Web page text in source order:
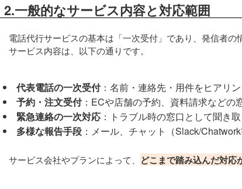
2.一般的なサービス内容と対応範囲
電話代行サービスの基本は「一次受付」であり、発信者
サービス内容は、以下の通りです。
代表電話の一次受付：名前・連絡先・用件をヒアリ
予約・注文受付：ECや店舗の予約、資料請求などの
緊急連絡の一次対応 ：トラブル時の窓口として聞き
多様な報告手段 ：メール、チャット（Slack/
サービス会社やプランによって、 どこまで踏み込んだ対